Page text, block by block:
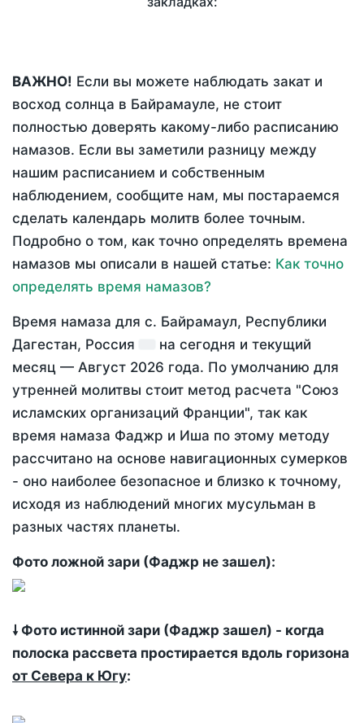
ВАЖНО! Если вы можете наблюдать закат и
восход солнца в Байрамауле, не стоит
полностью доверять какому-либо расписанию
намазов. Если вы заметили разницу между
нашим расписанием и собственным
наблюдением, сообщите нам, мы постараемся
сделать календарь молитв более точным.
Подробно о том, как точно определять времена
намазов мы описали в нашей статье: Как точно
определять время намазов?
Время намаза для с. Байрамаул, Республики
Дагестан, Россия
на сегодня и текущий
месяц — Август 2026 года. По умолчанию для
утренней молитвы стоит метод расчета "Союз
исламских организаций Франции", так как
время намаза Фаджр и Иша по этому методу
рассчитано на основе навигационных сумерков
- оно наиболее безопасное и близко к точному,
исходя из наблюдений многих мусульман в
разных частях планеты.
Фото ложной зари (Фаджр не зашел):
🠗 Фото истинной зари (Фаджр зашел) - когда
полоска рассвета простирается вдоль горизона
от Севера к Югу: